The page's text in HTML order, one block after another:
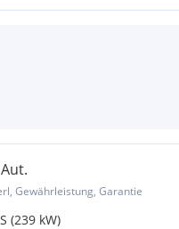
Gewährleistung, Garantie
(239 kW)